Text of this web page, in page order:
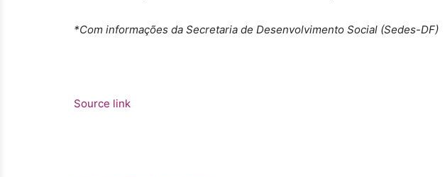
*Com informações da Secretaria de Desenvolvimento Social (Sedes-DF)
Source link